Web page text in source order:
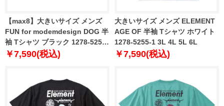
【max8】大きいサイズ メンズ
FUN for modemdesign DOG 半
袖 Tシャツ ブラック 1278-5254-
2 3L 4L 5L 6L 8L
￥7,590(税込)
大きいサイズ メンズ ELEMENT
AGE OF 半袖 Tシャツ ホワイト
1278-5255-1 3L 4L 5L 6L
￥7,590(税込)